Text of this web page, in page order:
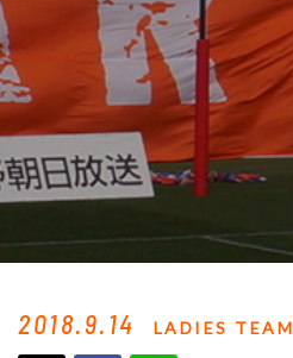
2018.9.14 LADIES TEAM